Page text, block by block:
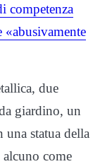
competenza
«abusivamente
due
giardino, un
una statua della
alcuno come